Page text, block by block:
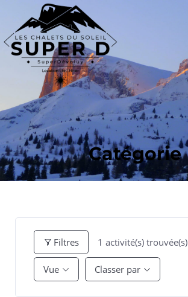
Catégorie
Filtres 1 activité(s) trouvée(s)
Vue Classer par